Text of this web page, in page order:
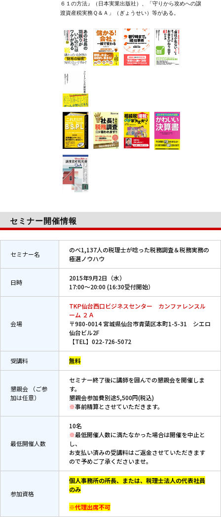
６１の方法』（日本実業出版社）、「守りから攻めへの譲
渡資産税実務Ｑ＆Ａ」（ぎょうせい）等がある。
セミナー開催情報
セミナー名
のべ1,137人の税理士が唸った税務調査＆税務実務の
極選ノウハウ
日時
2015年9月2日（水）
17:00～20:00 (16:30受付開始）
会場
TKP仙台西口ビジネスセンター カンファレンスル
ーム ２Ａ
〒980-0014 宮城県仙台市青葉区本町1-5-31 シエロ
仙台ビル2F
【TEL】022-726-5072
受講料 無料
懇親会 （ご参
加は任意）
セミナー終了後に講師を囲んでの懇親会を開催しま
す。
懇親会参加費別途5,500円(税込)
※事前精算とさせていただきます。
最低開催人数
10名
※最低開催人数に満たなかった場合は開催を中止と
し、
お支払い済みの受講料はご返金させていただきます
ので予めご了承くださいませ。
参加資格
個人事務所の所長、または、税理士法人の代表社員
のみ
※代理出席不可